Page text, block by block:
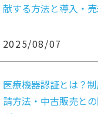
献する方法と導入・
2025/08/07
医療機器認証とは？
請方法・中古販売と
説